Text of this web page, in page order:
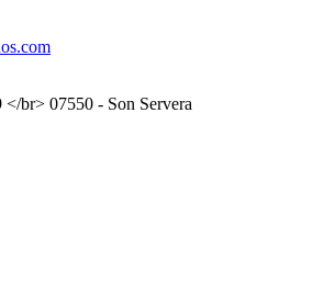
</br> 07550 - Son Servera